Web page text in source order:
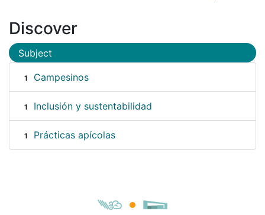
Discover
Subject
1 Campesinos
1 Inclusión y sustentabilidad
1 Prácticas apícolas